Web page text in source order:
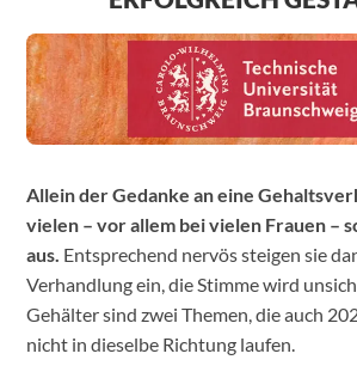
Allein der Gedanke an eine
vielen – vor allem bei vielen Frauen –
aus. Entsprechend nervös steigen sie
Verhandlung ein, die Stimme wird
Gehälter sind zwei Themen, die auch
nicht in dieselbe Richtung laufen.